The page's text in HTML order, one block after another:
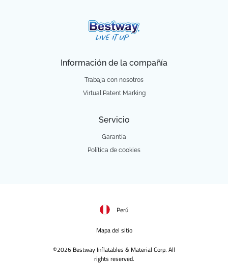
Información de la compañía
Trabaja con nosotros
Virtual Patent Marking
Servicio
Garantía
Política de cookies
Perú
Mapa del sitio
©2026 Bestway Inflatables & Material Corp. All
rights reserved.